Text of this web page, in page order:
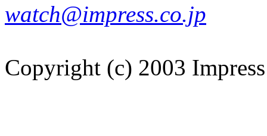
watch@impress.co.jp
Copyright (c) 2003